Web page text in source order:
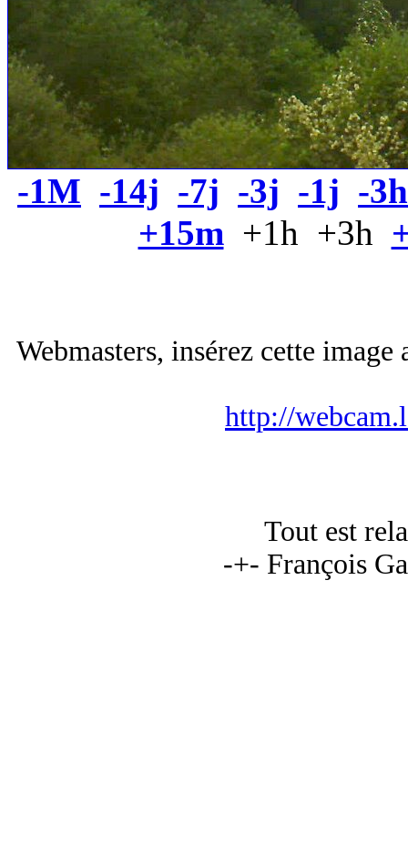
-1M -14j -7j -3j -1j -3h
+15m+1h +3h
Webmasters, insérez cette
http://
Tout est
-+- François